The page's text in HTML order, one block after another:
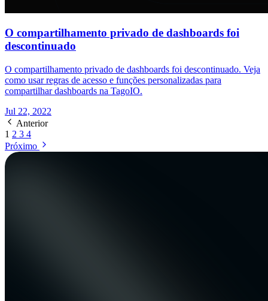
O compartilhamento privado de dashboards foi
descontinuado
O compartilhamento privado de dashboards foi descontinuado. Veja
como usar regras de acesso e funções personalizadas para
compartilhar dashboards na TagoIO.
Jul 22, 2022
Anterior
1 2 3 4
Próximo